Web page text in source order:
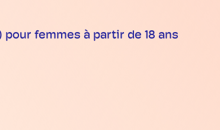
femmes à partir de 18 ans